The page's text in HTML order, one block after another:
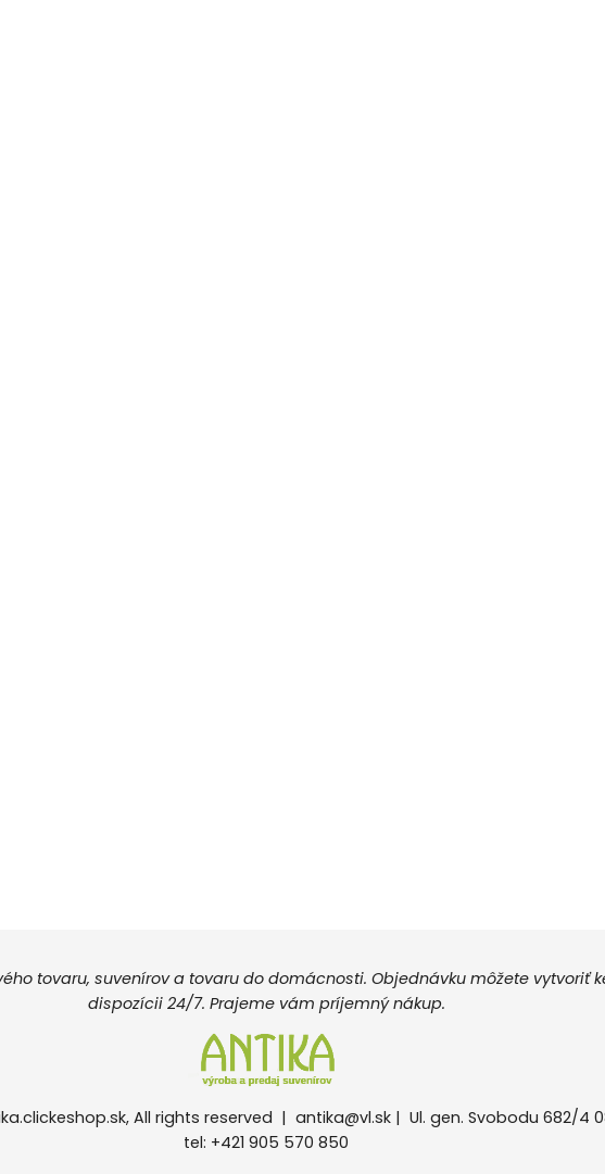
tovaru, suvenírov a tovaru do domácnosti. Objednávku môžete vytvoriť
dispozícii 24/7. Prajeme vám príjemný nákup.
All rights reserved | antika@vl.sk| Ul. gen. Svobodu 682/4
tel: +421 905 570 850